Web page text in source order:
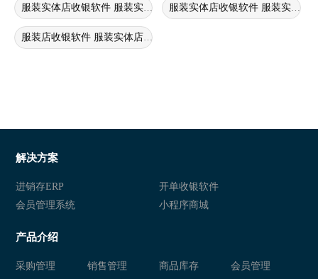
服装实体店收银软件 服装实体店收银系统 服装店收银系统
服装实体店收银软件 服装实体店
服装店收银软件 服装实体店扫码收银软件 服装会员收银系统软件
解决方案
进销存ERP
开单收银软件
会员管理系统
小程序商城
产品介绍
采购管理 销售管理 商品库存
会员管理